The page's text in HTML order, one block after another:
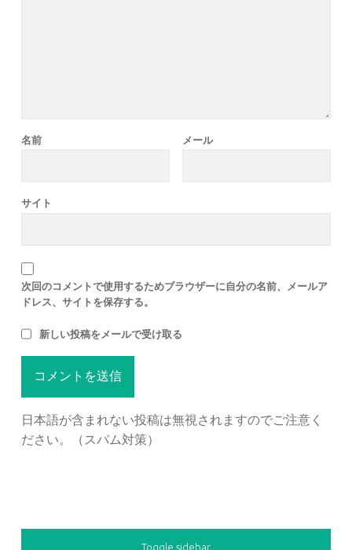
名前 メール
サイト
次回のコメントで使用するためブラウザーに自分の名前、メールア
ドレス、サイトを保存する。
新しい投稿をメールで受け取る
日本語が含まれない投稿は無視されますのでご注意く
ださい。（スパム対策）
SIDEBAR
Toggle sidebar